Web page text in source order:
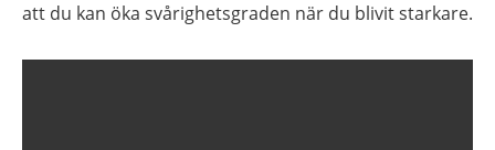
att du kan öka svårighetsgraden när du blivit starkare.